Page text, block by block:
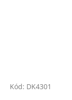
Kód: DK4301